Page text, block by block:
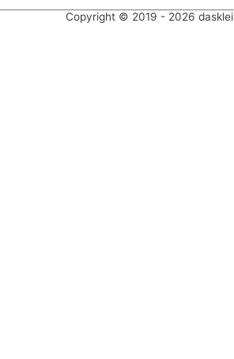
Copyright © 2019 - 2026